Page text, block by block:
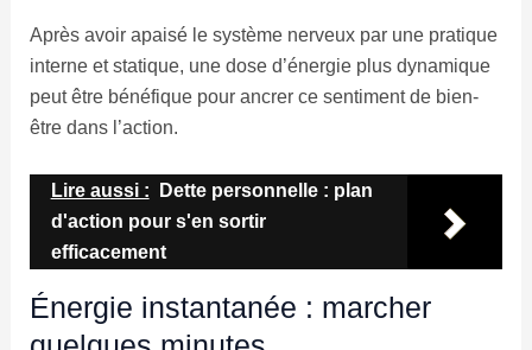
Après avoir apaisé le système nerveux par une pratique
interne et statique, une dose d’énergie plus dynamique
peut être bénéfique pour ancrer ce sentiment de bien-
être dans l’action.
Lire aussi :
Dette personnelle : plan
d'action pour s'en sortir
efficacement
Énergie instantanée : marcher